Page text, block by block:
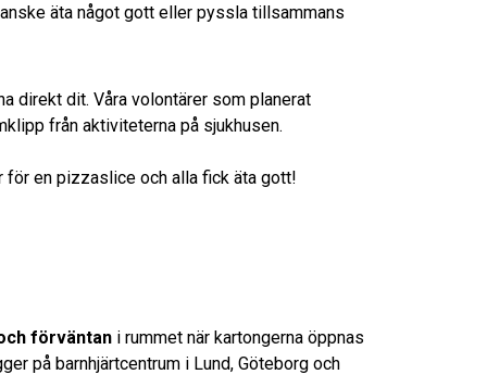
äta något gott eller pyssla tillsammans
direkt dit. Våra volontärer som planerat
från aktiviteterna på sjukhusen.
för en pizzaslice och alla fick äta gott!
förväntan i rummet när kartongerna öppnas
på barnhjärtcentrum i Lund, Göteborg och